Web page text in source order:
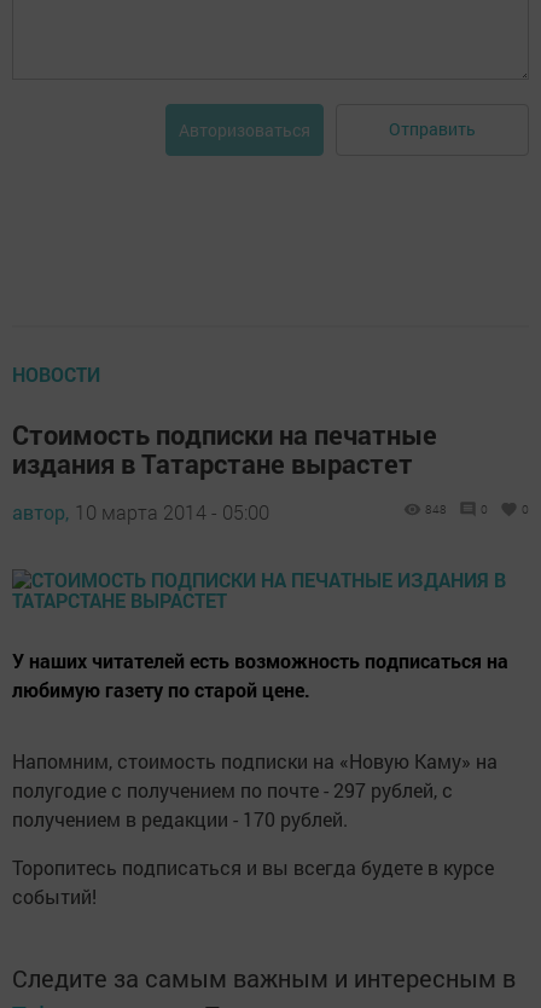
Авторизоваться Отправить
НОВОСТИ
Стоимость подписки на печатные
издания в Татарстане вырастет
автор, 10 марта 2014 - 05:00 848 0 0
У наших читателей есть возможность подписаться на
любимую газету по старой цене.
Напомним, стоимость подписки на «Новую Каму» на
полугодие с получением по почте - 297 рублей, с
получением в редакции - 170 рублей.
Торопитесь подписаться и вы всегда будете в курсе
событий!
Следите за самым важным и интересным в